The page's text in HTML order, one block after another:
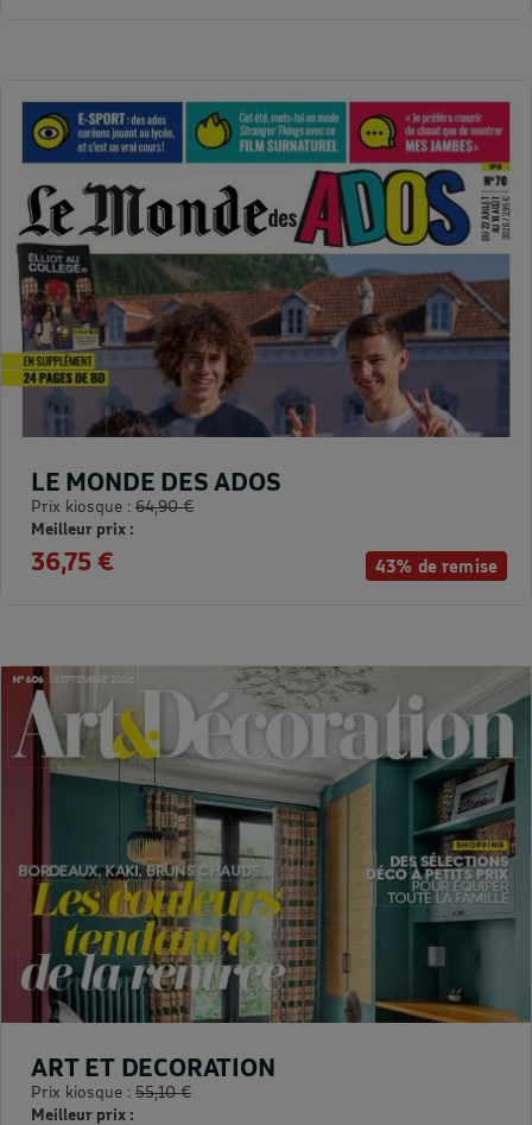
43% de remise
LE MONDE DES ADOS
Prix kiosque : 64,90 €
Meilleur prix :
36,75 €
ART ET DECORATION
Prix kiosque : 55,10 €
Meilleur prix :